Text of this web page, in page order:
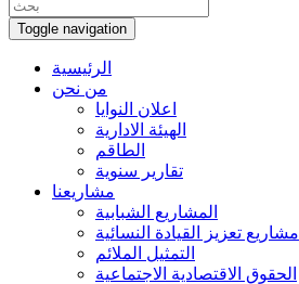
Toggle navigation
الرئيسية
من نحن
اعلان النوايا
الهيئة الادارية
الطاقم
تقارير سنوية
مشاريعنا
المشاريع الشبابية
مشاريع تعزيز القيادة النسائية
التمثيل الملائم
الحقوق الاقتصادية الاجتماعية